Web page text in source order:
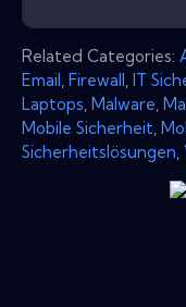
Related Categories:
Email Firewall IT
Laptops Malware
Mobile Sicherheit
Sicherheitslösungen